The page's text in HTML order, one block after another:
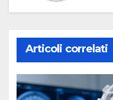
Articoli correlati